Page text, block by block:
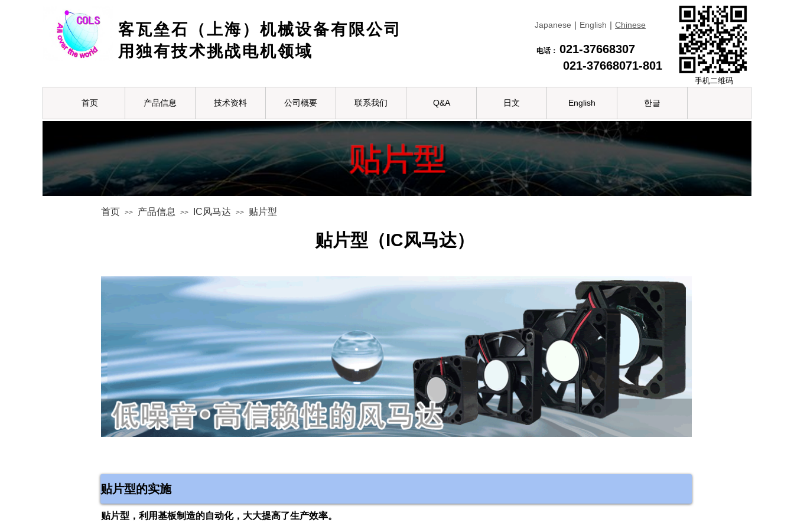
Japanese ｜ English ｜ Chinese
客瓦垒石（上海）机械设备有限公司
用独有技术挑战电机领域
电话： 021-37668307
021-37668071-801
手机二维码
首页 产品信息 技术资料 公司概要 联系我们 Q&A 日文 English 한글
贴片型（IC风马达）
首页 >> 产品信息 >> IC风马达 >> 贴片型
贴片型的实施
贴片型，利用基板制造的自动化，大大提高了生产效率。